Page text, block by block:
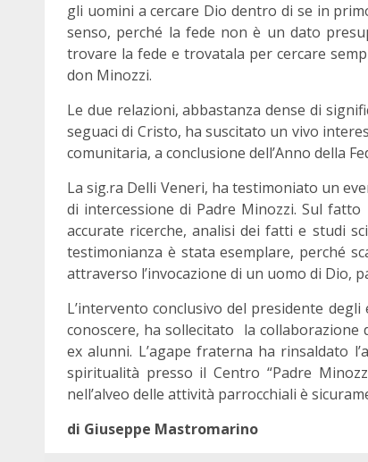
gli uomini a cercare Dio dentro di se in
senso, perché la fede non è un dato
trovare la fede e trovatala per cercare
don Minozzi.
Le due relazioni, abbastanza dense di
seguaci di Cristo, ha suscitato un vivo
comunitaria, a conclusione dell’Anno della
La sig.ra Delli Veneri, ha testimoniato un
di intercessione di Padre Minozzi. Sul fatto
accurate ricerche, analisi dei fatti e studi
testimonianza è stata esemplare, perché
attraverso l’invocazione di un uomo di Dio,
L’intervento conclusivo del presidente
conoscere, ha sollecitato la
ex alunni. L’agape fraterna ha rinsaldato
spiritualità presso il Centro “Padre
nell’alveo delle attività parrocchiali è
di Giuseppe Mastromarino